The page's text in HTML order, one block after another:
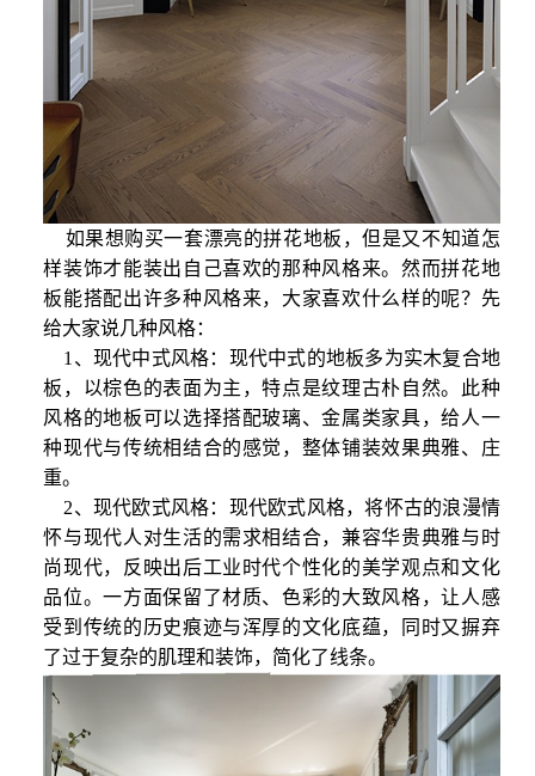
如果想购买一套漂亮的拼花地板，但是又不知道怎
样装饰才能装出自己喜欢的那种风格来。然而拼花地
板能搭配出许多种风格来，大家喜欢什么样的呢？先
给大家说几种风格：
1、现代中式风格：现代中式的地板多为实木复合地
板，以棕色的表面为主，特点是纹理古朴自然。此种
风格的地板可以选择搭配玻璃、金属类家具，给人一
种现代与传统相结合的感觉，整体铺装效果典雅、庄
重。
2、现代欧式风格：现代欧式风格，将怀古的浪漫情
怀与现代人对生活的需求相结合，兼容华贵典雅与时
尚现代，反映出后工业时代个性化的美学观点和文化
品位。一方面保留了材质、色彩的大致风格，让人感
受到传统的历史痕迹与浑厚的文化底蕴，同时又摒弃
了过于复杂的肌理和装饰，简化了线条。